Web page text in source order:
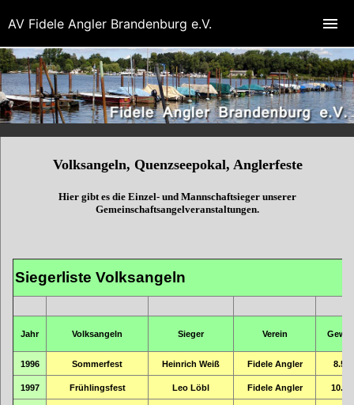
Volksangeln, Quenzseepokal, Anglerfeste
Hier gibt es die Einzel- und Mannschaftsieger unserer
Gemeinschaftsangelveranstaltungen.
Siegerliste Volksangeln
Jahr Volksangeln Sieger Verein
1996 Sommerfest Heinrich Weiß Fidele Angler 8.510
1997 Frühlingsfest Leo Löbl Fidele Angler
AV Fidele Angler Brandenburg e.V.